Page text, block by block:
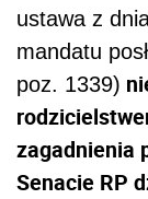
ustawa z
mandatu
poz. 1339)
zagadnienia
Senacie RP